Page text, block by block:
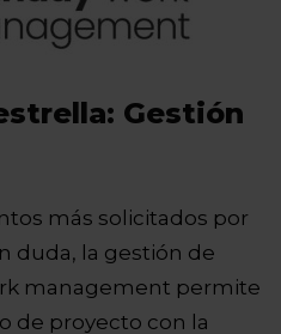
Gestión
más solicitados por
duda, la gestión de
management permite
de proyecto con la